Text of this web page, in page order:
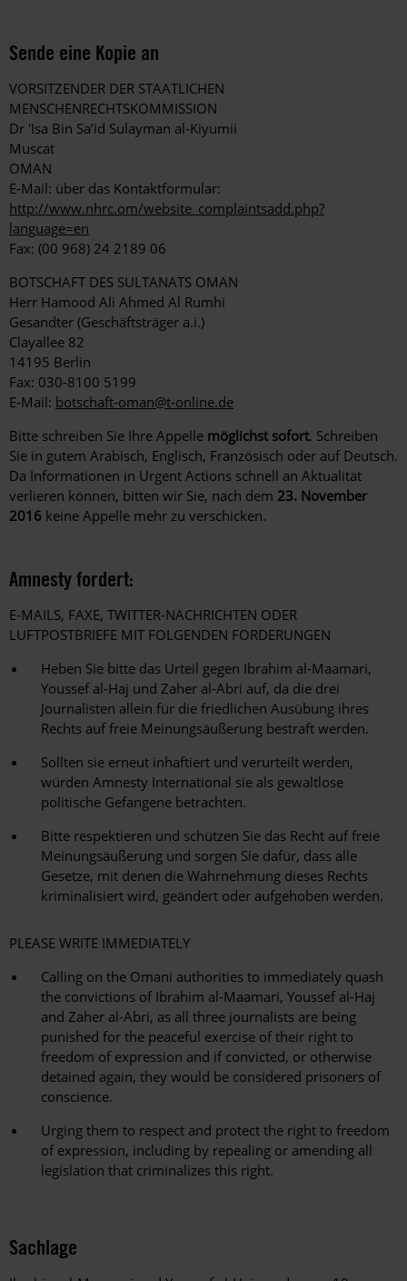
Sende eine Kopie an
VORSITZENDER DER STAATLICHEN
MENSCHENRECHTSKOMMISSION
Dr 'Isa Bin Sa’id Sulayman al-Kiyumii
Muscat
OMAN
E-Mail: über das Kontaktformular:
http://www.nhrc.om/website_complaintsadd.php?
language=en
Fax: (00 968) 24 2189 06
BOTSCHAFT DES SULTANATS OMAN
Herr Hamood Ali Ahmed Al Rumhi
Gesandter (Geschäftsträger a.i.)
Clayallee 82
14195 Berlin
Fax: 030-8100 5199
E-Mail: botschaft-oman@t-online.de
Bitte schreiben Sie Ihre Appelle möglichst sofort. Schreiben
Sie in gutem Arabisch, Englisch, Französisch oder auf Deutsch.
Da Informationen in Urgent Actions schnell an Aktualität
verlieren können, bitten wir Sie, nach dem 23. November
2016 keine Appelle mehr zu verschicken.
Amnesty fordert:
E-MAILS, FAXE, TWITTER-NACHRICHTEN ODER
LUFTPOSTBRIEFE MIT FOLGENDEN FORDERUNGEN
Heben Sie bitte das Urteil gegen Ibrahim al-Maamari,
Youssef al-Haj und Zaher al-Abri auf, da die drei
Journalisten allein für die friedlichen Ausübung ihres
Rechts auf freie Meinungsäußerung bestraft werden.
Sollten sie erneut inhaftiert und verurteilt werden,
würden Amnesty International sie als gewaltlose
politische Gefangene betrachten.
Bitte respektieren und schützen Sie das Recht auf freie
Meinungsäußerung und sorgen Sie dafür, dass alle
Gesetze, mit denen die Wahrnehmung dieses Rechts
kriminalisiert wird, geändert oder aufgehoben werden.
PLEASE WRITE IMMEDIATELY
Calling on the Omani authorities to immediately quash
the convictions of Ibrahim al-Maamari, Youssef al-Haj
and Zaher al-Abri, as all three journalists are being
punished for the peaceful exercise of their right to
freedom of expression and if convicted, or otherwise
detained again, they would be considered prisoners of
conscience.
Urging them to respect and protect the right to freedom
of expression, including by repealing or amending all
legislation that criminalizes this right.
Sachlage